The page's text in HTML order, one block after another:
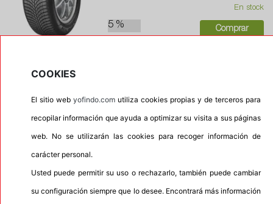
5 %
En stock
Comprar
235/55R17 99H VECTOR 4SEASON G3
GOODYEAR
| |M+S |
Envío gratis en
COOKIES
El sitio web yofindo.com utiliza cookies propias y de terceros para
recopilar información que ayuda a optimizar su visita a sus páginas
web. No se utilizarán las cookies para recoger información de
carácter personal.
Usted puede permitir su uso o rechazarlo, también puede cambiar
su configuración siempre que lo desee. Encontrará más información